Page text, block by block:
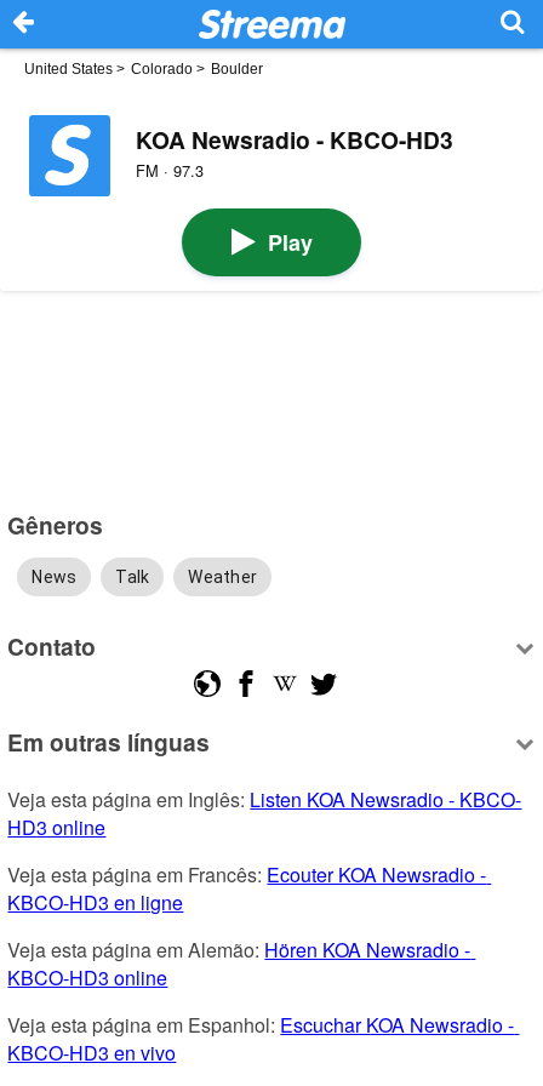
United States > Colorado > Boulder
KOA Newsradio - KBCO-HD3
FM · 97.3
Play
Gêneros
News Talk Weather
Contato
Em outras línguas
Veja esta página em Inglês: Listen KOA Newsradio - KBCO-
HD3 online
Veja esta página em Francês: Ecouter KOA Newsradio -
KBCO-HD3 en ligne
Veja esta página em Alemão: Hören KOA Newsradio -
KBCO-HD3 online
Veja esta página em Espanhol: Escuchar KOA Newsradio -
KBCO-HD3 en vivo